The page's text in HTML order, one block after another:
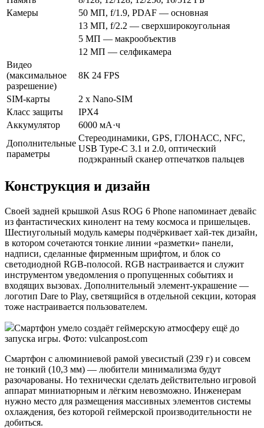
Камеры
50 МП, f/1.9, PDAF — основная
13 МП, f/2.2 — сверхширокоугольная
5 МП — макрообъектив
12 МП — селфикамера
Видео
(максимальное
разрешение)
8К 24 FPS
SIM-карты
2 х Nano-SIM
Класс защиты
IPX4
Аккумулятор
6000 мА·ч
Дополнительные
параметры
Стереодинамики, GPS, ГЛОНАСС, NFC,
USB Type-C 3.1 и 2.0, оптический
подэкранный сканер отпечатков пальцев
Конструкция и дизайн
Своей задней крышкой Asus ROG 6 Phone напоминает девайс
из фантастических кинолент на тему космоса и пришельцев.
Шестиугольный модуль камеры подчёркивает хай-тек дизайн,
в котором сочетаются тонкие линии «разметки» панели,
надписи, сделанные фирменным шрифтом, и блок со
светодиодной RGB-полосой. RGB настраивается и служит
инструментом уведомления о пропущенных событиях и
входящих вызовах. Дополнительный элемент-украшение —
логотип Dare to Play, светящийся в отдельной секции, которая
тоже настраивается пользователем.
Смартфон умело создаёт геймерскую атмосферу ещё до
запуска игры. Фото: vulcanpost.com
Смартфон с алюминиевой рамой увесистый (239 г) и совсем
не тонкий (10,3 мм) — любители минимализма будут
разочарованы. Но технически сделать действительно игровой
аппарат миниатюрным и лёгким невозможно. Инженерам
нужно место для размещения массивных элементов системы
охлаждения, без которой геймерской производительности не
добиться.